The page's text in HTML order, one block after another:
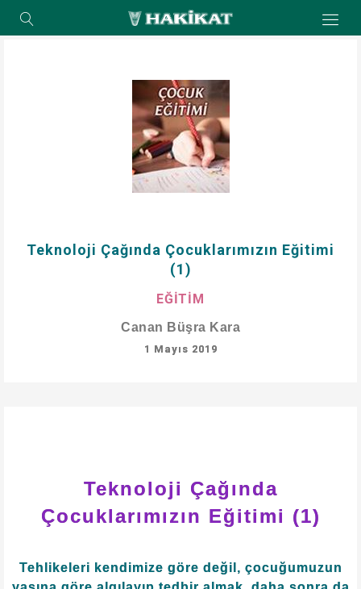
Teknoloji Çağında Çocuklarımızın Eğitimi
(1)
EĞİTİM
Canan Büşra Kara
1 Mayıs 2019
Teknoloji Çağında
Çocuklarımızın Eğitimi (1)
Tehlikeleri kendimize göre değil, çocuğumuzun